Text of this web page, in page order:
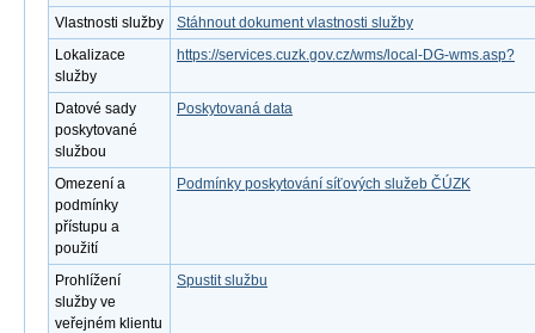
Vlastnosti služby
Stáhnout dokument vlastnosti služby
Lokalizace
služby
https://services.cuzk.gov.cz/wms/local-DG-wms.asp?
Datové sady
poskytované
službou
Poskytovaná data
Omezení a
podmínky
přístupu a
použití
Podmínky poskytování síťových služeb ČÚZK
Prohlížení
služby ve
veřejném klientu
Spustit službu